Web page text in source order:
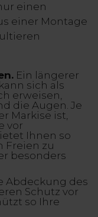
einen
einer Montage
Ein längerer
sich als
erweisen,
die Augen. Je
Markise ist,
vor
Ihnen so
Freien zu
besonders
Abdeckung des
Schutz vor
so Ihre